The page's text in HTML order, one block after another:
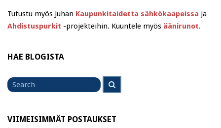
Tutustu myös Juhan Kaupunkitaidetta sähkökaapeissa ja
Ahdistuspurkit -projekteihin. Kuuntele myös äänirunot.
HAE BLOGISTA
Search
for
VIIMEISIMMÄT POSTAUKSET